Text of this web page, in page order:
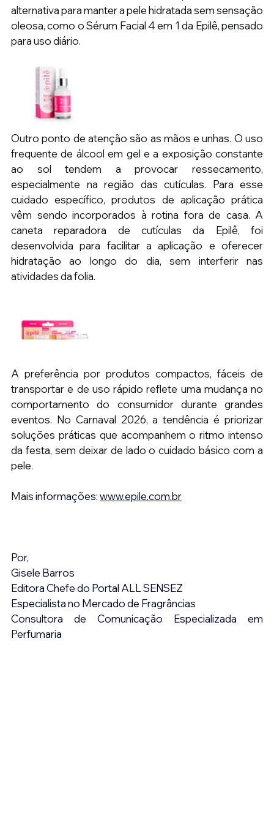
alternativa para manter a pele hidratada sem sensação
oleosa, como o Sérum Facial 4 em 1 da Epilê, pensado
para uso diário.
Outro ponto de atenção são as mãos e unhas. O uso
frequente de álcool em gel e a exposição constante
ao sol tendem a provocar ressecamento,
especialmente na região das cutículas. Para esse
cuidado específico, produtos de aplicação prática
vêm sendo incorporados à rotina fora de casa. A
caneta reparadora de cutículas da Epilê, foi
desenvolvida para facilitar a aplicação e oferecer
hidratação ao longo do dia, sem interferir nas
atividades da folia.
A preferência por produtos compactos, fáceis de
transportar e de uso rápido reflete uma mudança no
comportamento do consumidor durante grandes
eventos. No Carnaval 2026, a tendência é priorizar
soluções práticas que acompanhem o ritmo intenso
da festa, sem deixar de lado o cuidado básico com a
pele.
Mais informações: www.epile.com.br
Por,
Gisele Barros
Editora Chefe do Portal ALL SENSEZ
Especialista no Mercado de Fragrâncias
Consultora de Comunicação Especializada em
Perfumaria